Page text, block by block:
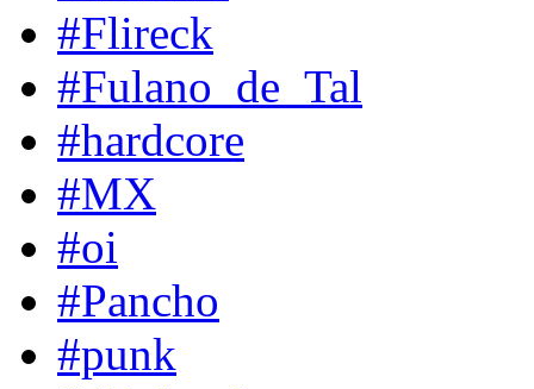
#Flireck
#Fulano_de_Tal
#hardcore
#MX
#oi
#Pancho
#punk